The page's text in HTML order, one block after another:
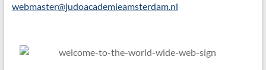
webmaster@judoacademieamsterdam.nl